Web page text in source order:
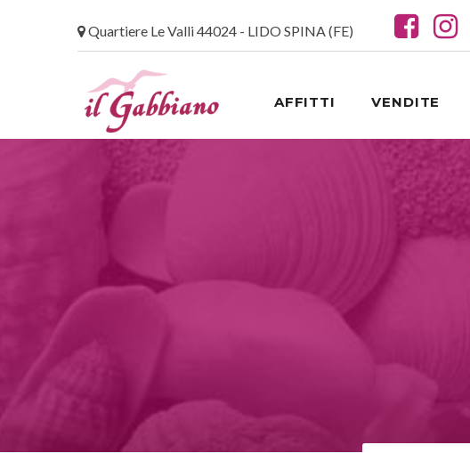
Quartiere Le Valli 44024 - LIDO SPINA (FE)
AFFITTI VENDITE